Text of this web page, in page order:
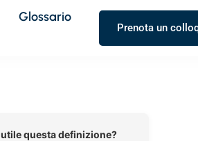
Glossario
Prenota un
questa definizione?